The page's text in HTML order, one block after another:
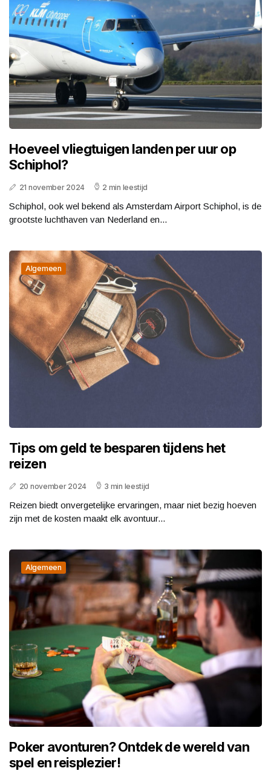
Hoeveel vliegtuigen landen per uur op
Schiphol?
21 november 2024 2 min leestijd
Schiphol, ook wel bekend als Amsterdam Airport Schiphol, is de
grootste luchthaven van Nederland en...
Algemeen
Tips om geld te besparen tijdens het
reizen
20 november 2024 3 min leestijd
Reizen biedt onvergetelijke ervaringen, maar niet bezig hoeven
zijn met de kosten maakt elk avontuur...
Algemeen
Poker avonturen? Ontdek de wereld van
spel en reisplezier!